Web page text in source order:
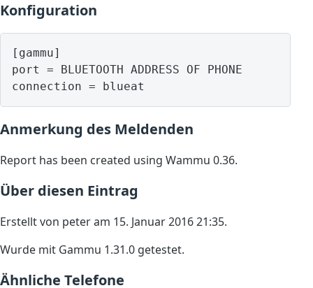
Konfiguration
[gammu]
port = BLUETOOTH ADDRESS OF PHONE
Anmerkung des Meldenden
Report has been created using Wammu 0.36.
Über diesen Eintrag
Erstellt von peter am 15. Januar 2016 21:35.
Wurde mit Gammu 1.31.0 getestet.
Ähnliche Telefone